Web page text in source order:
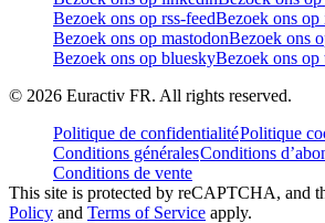
Bezoek ons op rss-feedBezoek ons op
Bezoek ons op mastodonBezoek ons
Bezoek ons op blueskyBezoek ons op
© 2026 Euractiv FR. All rights reserved.
Politique de confidentialitéPolitique
Conditions généralesConditions
Conditions de vente
This site is protected by reCAPTCHA, and
Policy and Terms of Service apply.